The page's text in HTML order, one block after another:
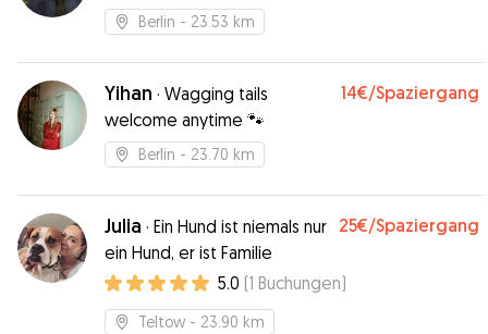
Berlin - 23.53 km
Yihan · Wagging tails
welcome anytime 🐾
14€/Spaziergang
Berlin - 23.70 km
Julia · Ein Hund ist niemals nur
ein Hund, er ist Familie
25€/Spaziergang
5.0 (1 Buchungen)
Teltow - 23.90 km